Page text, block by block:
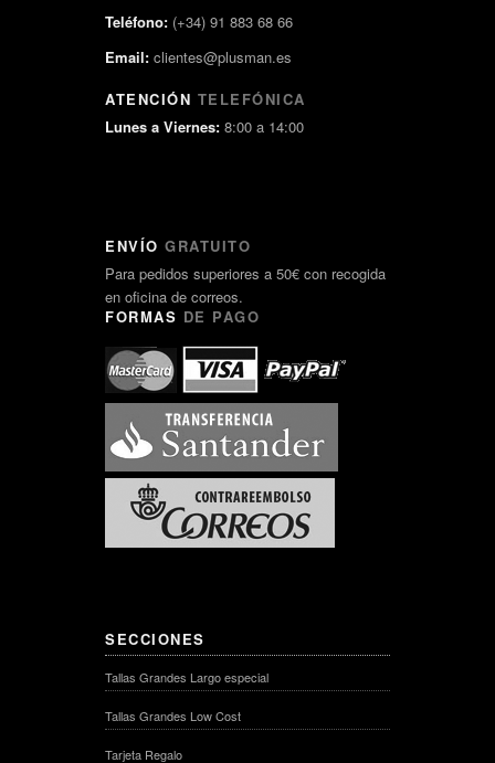
Teléfono: (+34) 91 883 68 66
Email: clientes@plusman.es
ATENCIÓN TELEFÓNICA
Lunes a Viernes: 8:00 a 14:00
ENVÍO GRATUITO
Para pedidos superiores a 50€ con recogida
en oficina de correos.
FORMAS DE PAGO
SECCIONES
Tallas Grandes Largo especial
Tallas Grandes Low Cost
Tarjeta Regalo